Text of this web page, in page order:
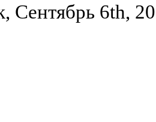
Сентябрь 6th,